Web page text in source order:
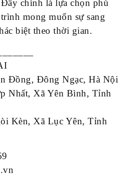
chính là lựa chọn phù
mong muốn sự sang
biệt theo thời gian.
Đồng, Đông Ngạc, Hà Nội
Nhất, Xã Yên Bình, Tỉnh
Kèn, Xã Lục Yên, Tỉnh